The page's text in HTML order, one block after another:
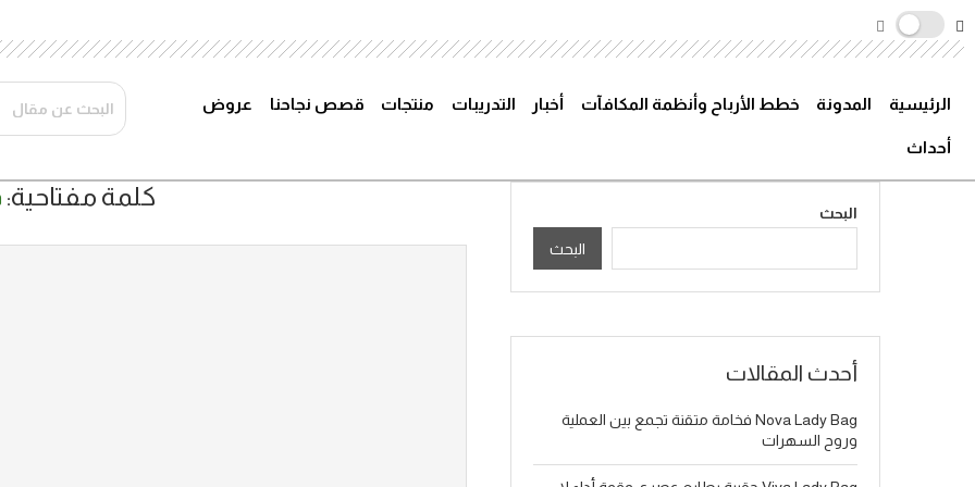
الرئيسية المدونة خطط الأرباح وأنظمة المكافآت أخبار التدريبات منتجات قصص نجاحنا عروض
أحداث
كلمة مفتاحية:
البحث
البحث
أحدث المقالات
Nova Lady Bag فخامة متقنة تجمع بين العملية
وروح السهرات